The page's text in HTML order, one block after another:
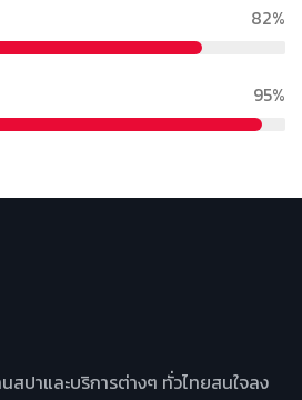
82%
95%
สปาและบริการต่างๆ ทั่วไทยสนใจลง